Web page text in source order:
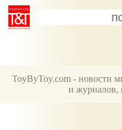
ToyByToy.com - новости
и журналов,